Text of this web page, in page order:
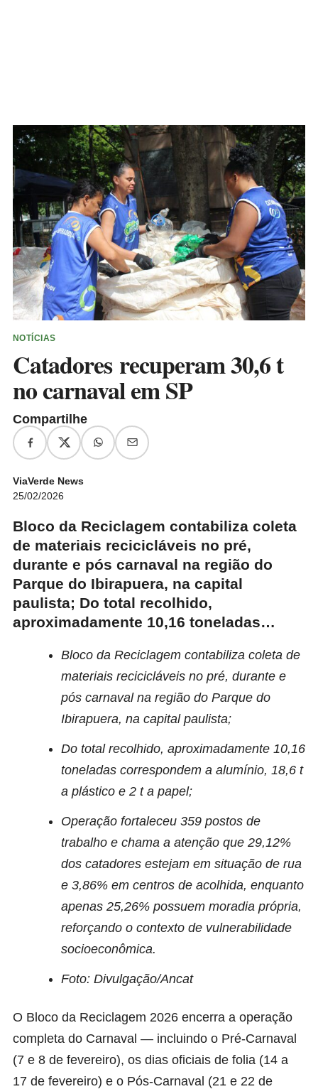
NOTÍCIAS
Catadores recuperam 30,6 t
no carnaval em SP
Compartilhe
ViaVerde News
25/02/2026
Bloco da Reciclagem contabiliza coleta
de materiais recicicláveis no pré,
durante e pós carnaval na região do
Parque do Ibirapuera, na capital
paulista; Do total recolhido,
aproximadamente 10,16 toneladas…
Bloco da Reciclagem contabiliza coleta de
materiais recicicláveis no pré, durante e
pós carnaval na região do Parque do
Ibirapuera, na capital paulista;
Do total recolhido, aproximadamente 10,16
toneladas correspondem a alumínio, 18,6 t
a plástico e 2 t a papel;
Operação fortaleceu 359 postos de
trabalho e chama a atenção que 29,12%
dos catadores estejam em situação de rua
e 3,86% em centros de acolhida, enquanto
apenas 25,26% possuem moradia própria,
reforçando o contexto de vulnerabilidade
socioeconômica.
Foto: Divulgação/Ancat
O Bloco da Reciclagem 2026 encerra a operação
completa do Carnaval — incluindo o Pré-Carnaval
(7 e 8 de fevereiro), os dias oficiais de folia (14 a
17 de fevereiro) e o Pós-Carnaval (21 e 22 de